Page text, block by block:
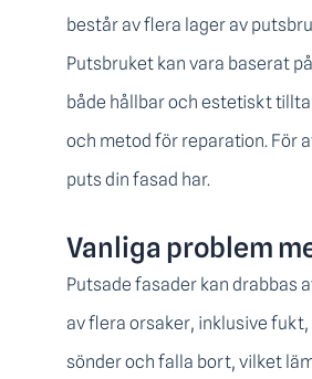
består av flera lager av
Putsbruket kan vara baserat
både hållbar och estetiskt
och metod för reparation. För
puts din fasad har.
Vanliga problem
Putsade fasader kan drabbas
av flera orsaker, inklusive
sönder och falla bort, vilket